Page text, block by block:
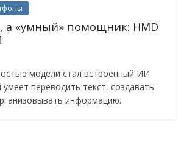
а «умный» помощник: HMD
модели стал встроенный ИИ
переводить текст, создавать
информацию.